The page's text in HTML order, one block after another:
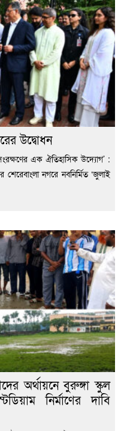
উদ্বোধন
এক ঐতিহাসিক উদ্যোগ’ :
শেরেবাংলা নগরে নবনির্মিত ‘জুলাই
অর্থায়নে বুরুঙ্গা স্কুল
নির্মাণের দাবি